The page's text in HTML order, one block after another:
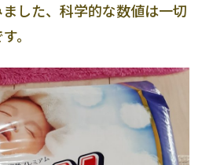
した、科学的な数値は一切
。